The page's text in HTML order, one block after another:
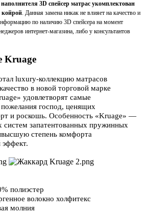
наполнителя 3D спейсер матрас укомплектован
койрой. Данная замена никак не влияет на качество и
по наличию 3D спейсера на момент
интернет-магазина, либо у консультантов
Kruage
luxury-коллекцию матрасов
в новой торговой марке
удовлетворят самые
господ, ценящих
и роскошь. Особенность «Kruage» —
систем запатентованных пружинных
степень комфорта
эффект.
полиэстер
волокно холфитекс
молния